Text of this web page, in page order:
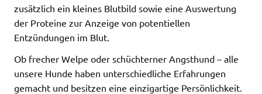
zusätzlich ein kleines Blutbild sowie eine Auswertung
der Proteine zur Anzeige von potentiellen
Entzündungen im Blut.
Ob frecher Welpe oder schüchterner Angsthund – alle
unsere Hunde haben unterschiedliche Erfahrungen
gemacht und besitzen eine einzigartige Persönlichkeit.